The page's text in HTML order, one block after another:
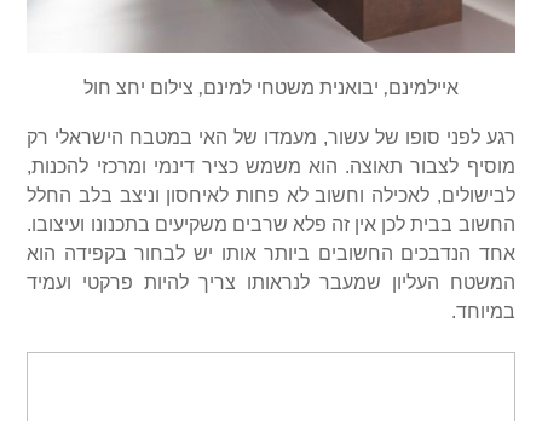
איילמינם, יבואנית משטחי למינם, צילום יחצ חול
רגע לפני סופו של עשור, מעמדו של האי במטבח הישראלי רק
מוסיף לצבור תאוצה. הוא משמש כציר דינמי ומרכזי להכנות,
לבישולים, לאכילה וחשוב לא פחות לאיחסון וניצב בלב החלל
החשוב בבית לכן אין זה פלא שרבים משקיעים בתכנונו ועיצובו.
אחד הנדבכים החשובים ביותר אותו יש לבחור בקפידה הוא
המשטח העליון שמעבר לנראותו צריך להיות פרקטי ועמיד
במיוחד.